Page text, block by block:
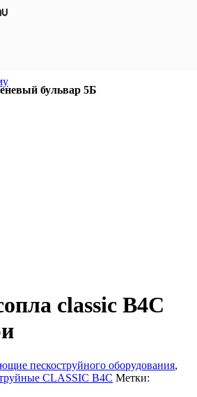
classic B4C
пескоструйного оборудования,
CLASSIC B4C Метки:
бульвар 5Б